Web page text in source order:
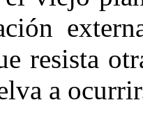
resista
a